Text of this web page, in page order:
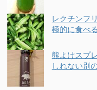
レクチンフ
極的に食べ
熊よけスプ
しれない別